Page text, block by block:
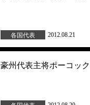
各国代表 2012.08.21
豪州代表主将ポーコッ